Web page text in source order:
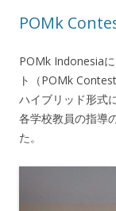
POMk
POMk Indonesia
ト（POMk
ハイブリッド形式
各学校教員の指導
た。